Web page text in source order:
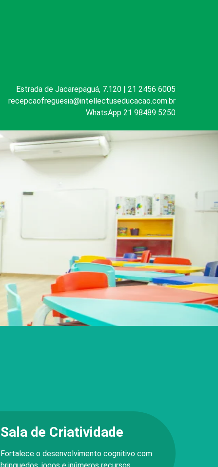
Estrada de Jacarepaguá, 7.120 | 21 2456 6005
recepcaofreguesia@intellectuseducacao.com.br
WhatsApp 21 98489 5250
Sala de Criatividade
Fortalece o desenvolvimento cognitivo com
brinquedos, jogos e inúmeros recursos